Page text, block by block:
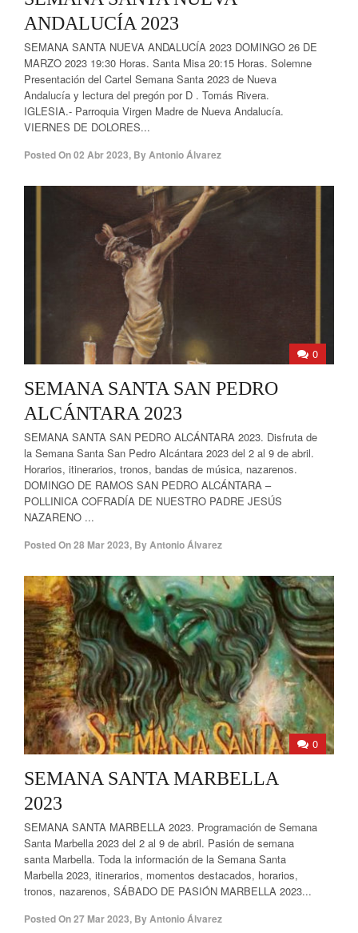
ANDALUCÍA 2023
SEMANA SANTA NUEVA ANDALUCÍA 2023 DOMINGO 26 DE
MARZO 2023 19:30 Horas. Santa Misa 20:15 Horas. Solemne
Presentación del Cartel Semana Santa 2023 de Nueva
Andalucía y lectura del pregón por D . Tomás Rivera.
IGLESIA.- Parroquia Virgen Madre de Nueva Andalucía.
VIERNES DE DOLORES...
Posted On02 Abr 2023, ByAntonio Álvarez
0
SEMANA SANTA SAN PEDRO
ALCÁNTARA 2023
SEMANA SANTA SAN PEDRO ALCÁNTARA 2023. Disfruta de
la Semana Santa San Pedro Alcántara 2023 del 2 al 9 de abril.
Horarios, itinerarios, tronos, bandas de música, nazarenos.
DOMINGO DE RAMOS SAN PEDRO ALCÁNTARA –
POLLINICA COFRADÍA DE NUESTRO PADRE JESÚS
NAZARENO ...
Posted On28 Mar 2023, ByAntonio Álvarez
0
SEMANA SANTA MARBELLA
2023
SEMANA SANTA MARBELLA 2023. Programación de Semana
Santa Marbella 2023 del 2 al 9 de abril. Pasión de semana
santa Marbella. Toda la información de la Semana Santa
Marbella 2023, itinerarios, momentos destacados, horarios,
tronos, nazarenos, SÁBADO DE PASIÓN MARBELLA 2023...
Posted On27 Mar 2023, ByAntonio Álvarez